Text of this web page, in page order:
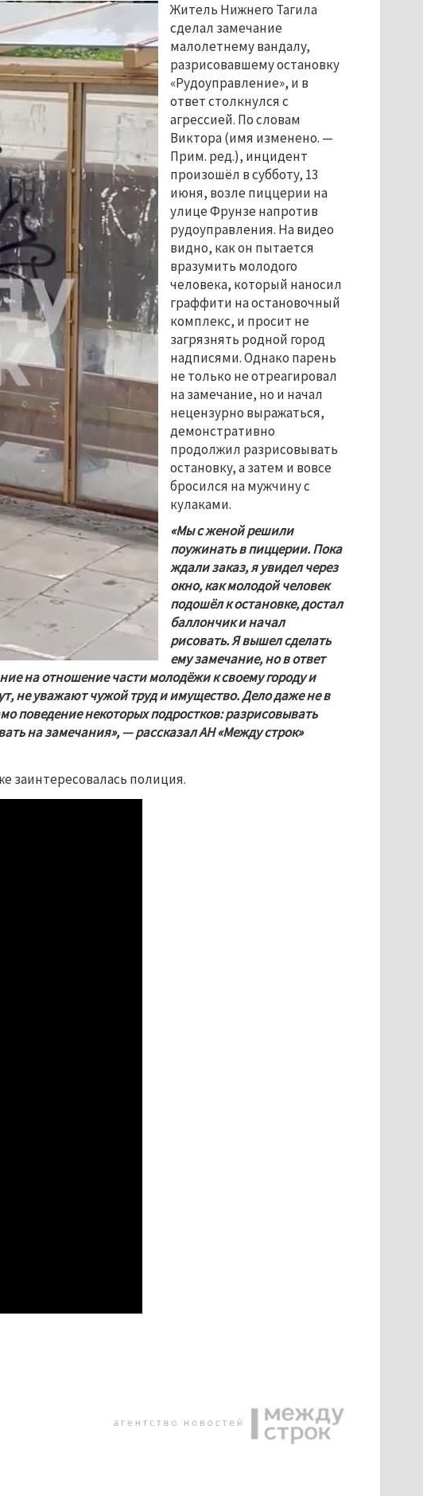
Житель Нижнего Тагила
сделал замечание
малолетнему вандалу,
разрисовавшему остановку
«Рудоуправление», и в
ответ столкнулся с
агрессией. По словам
Виктора (имя изменено. —
Прим. ред.), инцидент
произошёл в субботу, 13
июня, возле пиццерии на
улице Фрунзе напротив
рудоуправления. На видео
видно, как он пытается
вразумить молодого
человека, который наносил
граффити на остановочный
комплекс, и просит не
загрязнять родной город
надписями. Однако парень
не только не отреагировал
на замечание, но и начал
нецензурно выражаться,
демонстративно
продолжил разрисовывать
остановку, а затем и вовсе
бросился на мужчину с
кулаками.
«Мы с женой решили
поужинать в пиццерии. Пока
ждали заказ, я увидел через
окно, как молодой человек
подошёл к остановке, достал
баллончик и начал
рисовать. Я вышел сделать
ему замечание, но в ответ
на отношение части молодёжи к своему городу и
не уважают чужой труд и имущество. Дело даже не в
поведение некоторых подростков: разрисовывать
на замечания», — рассказал АН «Между строк»
заинтересовалась полиция.